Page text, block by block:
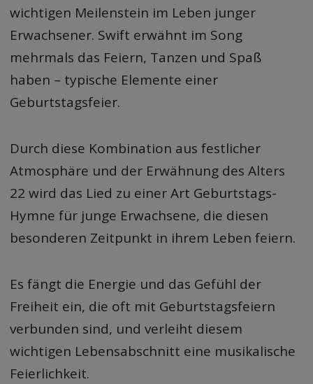
wichtigen Meilenstein im Leben junger
Erwachsener. Swift erwähnt im Song
mehrmals das Feiern, Tanzen und Spaß
haben – typische Elemente einer
Geburtstagsfeier.
Durch diese Kombination aus festlicher
Atmosphäre und der Erwähnung des Alters
22 wird das Lied zu einer Art Geburtstags-
Hymne für junge Erwachsene, die diesen
besonderen Zeitpunkt in ihrem Leben feiern.
Es fängt die Energie und das Gefühl der
Freiheit ein, die oft mit Geburtstagsfeiern
verbunden sind, und verleiht diesem
wichtigen Lebensabschnitt eine musikalische
Feierlichkeit.